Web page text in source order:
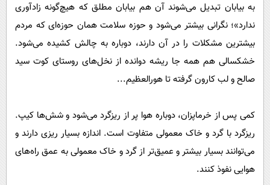
حوادث
محیط زیست
فرهنگی
اجتماعی
حیات وحش
دانلود
به بیابان تبدیل می‌شوند آن هم بیابان مطلق که هیچ‌گونه زادآوری
ندارد»؛ نگرانی بیشتر می‌شود و حوزه سلامت‌‌ همان حوزه‌ای که مردم
بیشترین مشکلات را در آن دارند، دوباره به چالش کشیده می‌شود.
خشکسالی هم همه جا ریشه دوانده از نخل‌های روستای کوت سید
صالح و لب کارون گرفته تا هورالعظیم...
کمی پس از خرماپزان، دوباره هوا پر از ریزگرد می‌شود و شش‌ها کیپ.
ریزگرد با گرد و خاک معمولی متفاوت است. اندازه بسیار ریزی دارند و
می‌توانند بسیار بیشتر و عمیق‌تر از گرد و خاک معمولی به عمق راه‌های
هوایی نفوذ کنند.